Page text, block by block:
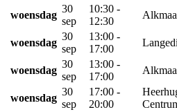
woensdag
30
sep
10:30 -
12:30
woensdag
30
sep
13:00 -
17:00
woensdag
30
sep
13:00 -
17:00
woensdag
30
sep
17:00 -
20:00